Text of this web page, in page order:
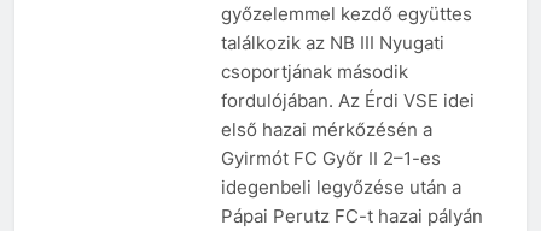
győzelemmel kezdő együttes
találkozik az NB III Nyugati
csoportjának második
fordulójában. Az Érdi VSE idei
első hazai mérkőzésén a
Gyirmót FC Győr II 2–1-es
idegenbeli legyőzése után a
Pápai Perutz FC-t hazai pályán